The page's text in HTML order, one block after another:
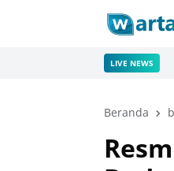
LIVE NEWS
Beranda